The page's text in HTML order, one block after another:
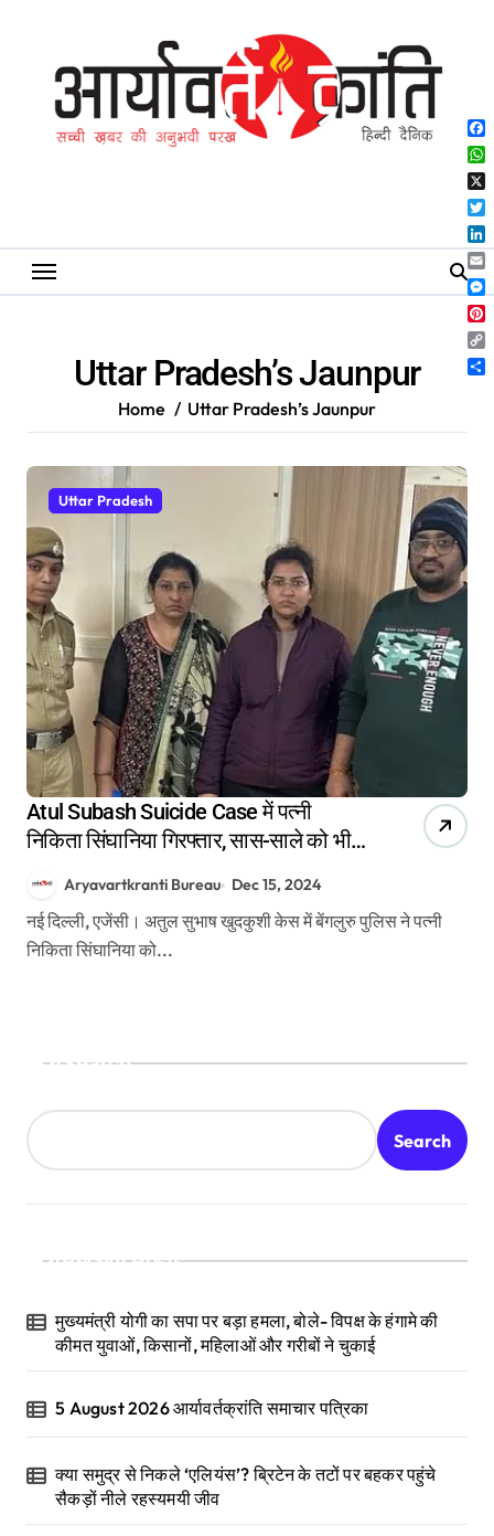
Uttar Pradesh’s Jaunpur
Home Uttar Pradesh’s Jaunpur
Uttar Pradesh
Atul Subash Suicide Case में पत्नी
निकिता सिंघानिया गिरफ्तार, सास-साले को भी
Aryavartkranti Bureau Dec 15, 2024
नई दिल्ली, एजेंसी। अतुल सुभाष खुदकुशी केस में बेंगलुरु पुलिस ने पत्नी
निकिता सिंघानिया को...
Search
Search
Recent Posts
मुख्यमंत्री योगी का सपा पर बड़ा हमला, बोले- विपक्ष के हंगामे की
कीमत युवाओं, किसानों, महिलाओं और गरीबों ने चुकाई
5 August 2026 आर्यावर्तक्रांति समाचार पत्रिका
क्या समुद्र से निकले ‘एलियंस’? ब्रिटेन के तटों पर बहकर पहुंचे
सैकड़ों नीले रहस्यमयी जीव
X